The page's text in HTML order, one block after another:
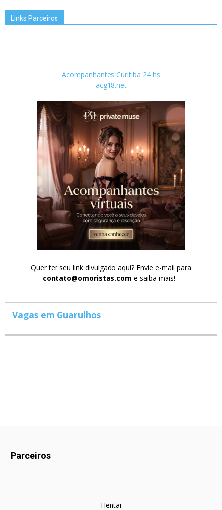
Links Parceiros
Acompanhantes Curitiba 24 hs
acg18.net
Quer ter seu link divulgado aqui? Envie e-mail para
contato@omoristas.com e saiba mais!
Vagas em Guarulhos
Parceiros
Hentai